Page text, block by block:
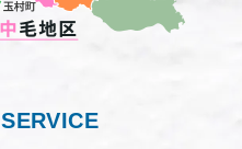
SERVICE